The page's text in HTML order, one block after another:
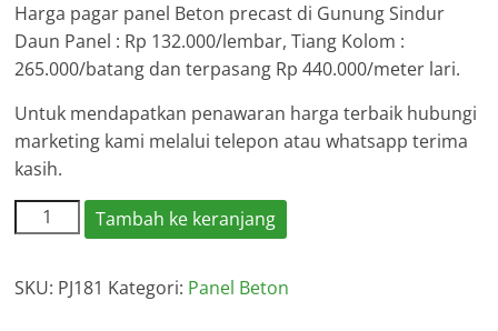
Harga pagar panel Beton precast di Gunung Sindur
Daun Panel : Rp 132.000/lembar, Tiang Kolom :
265.000/batang dan terpasang Rp 440.000/meter lari.
Untuk mendapatkan penawaran harga terbaik hubungi
marketing kami melalui telepon atau whatsapp terima
kasih.
Kuantitas
Harga
Panel
Tambah ke keranjang
SKU: PJ181 Kategori: Panel Beton